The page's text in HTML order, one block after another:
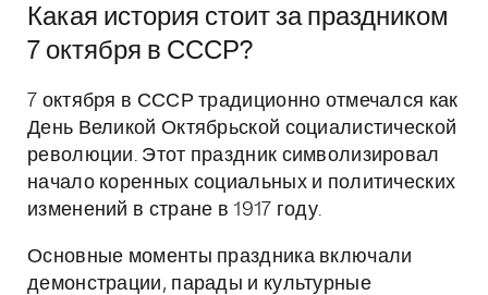
Какая история стоит за праздником
7 октября в СССР?
7 октября в СССР традиционно отмечался как
День Великой Октябрьской социалистической
революции. Этот праздник символизировал
начало коренных социальных и политических
изменений в стране в 1917 году.
Основные моменты праздника включали
демонстрации, парады и культурные